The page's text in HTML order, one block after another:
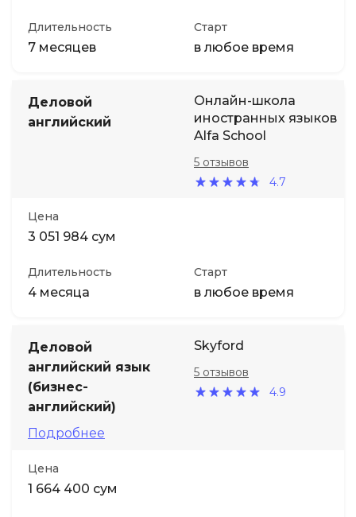
Длительность
7 месяцев
Старт
в любое время
Деловой
английский
Онлайн-школа
иностранных языков
Alfa School
4.7
5 отзывов
Цена
3 051 984 сум
Длительность
4 месяца
Старт
в любое время
Деловой
английский язык
(бизнес-
английский)
Подробнее
Skyford
4.9
5 отзывов
Цена
1 664 400 сум